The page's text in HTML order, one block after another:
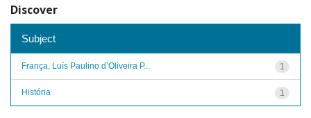
Discover
Subject
1
França, Luís Paulino d’Oliveira P...
1
História